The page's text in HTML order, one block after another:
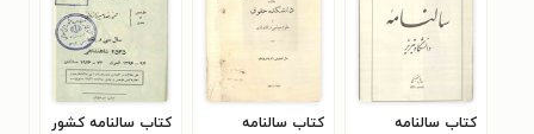
کتاب سالنامه
کتاب سالنامه
کتاب سالنامه کشور